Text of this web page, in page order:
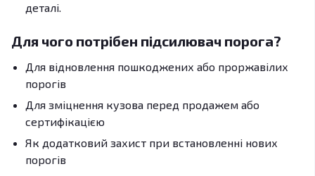
деталі.
Для чого потрібен підсилювач порога?
Для відновлення пошкоджених або проржавілих
порогів
Для зміцнення кузова перед продажем або
сертифікацією
Як додатковий захист при встановленні нових
порогів